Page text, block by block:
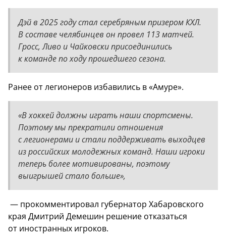
Дэй в 2025 году стал серебряным призером КХЛ.
В составе челябинцев он провел 113 матчей.
Гросс, Ливо и Чайковски присоединились
к команде по ходу прошедшего сезона.
Ранее от легионеров избавились в «Амуре».
«В хоккей должны играть наши спортсмены.
Поэтому мы прекратили отношения
с легионерами и стали поддерживать выходцев
из российских молодежных команд. Наши игроки
теперь более мотивированы, поэтому
выигрышей стало больше»,
— прокомментировал губернатор Хабаровского
края Дмитрий Демешин решение отказаться
от иностранных игроков.